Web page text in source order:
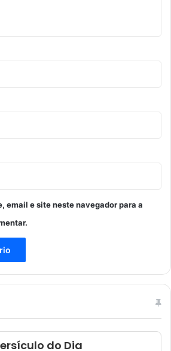
email e site neste navegador para a
do Dia